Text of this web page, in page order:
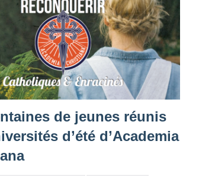
de jeunes réunis
d’été d’Academia